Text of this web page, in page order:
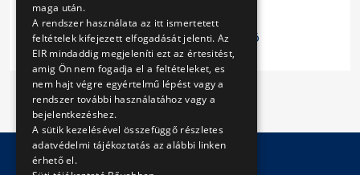
Előző 1 Következő
maga után.
A rendszer használata az itt ismertetett
feltételek kifejezett elfogadását jelenti. Az
EIR mindaddig megjeleníti ezt az értesitést,
amig Ön nem fogadja el a feltételeket, es
nem hajt végre egyértelmű lépést vagy a
rendszer további használatához vagy a
bejelentkezéshez.
A sütik kezelésével összefüggő részletes
adatvédelmi tájékoztatás az alábbi linken
érhető el.